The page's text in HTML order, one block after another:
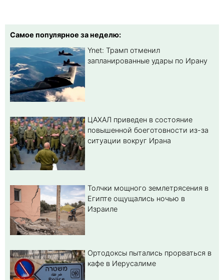
Самое популярное за неделю:
Ynet: Трамп отменил
запланированные удары по Ирану
ЦАХАЛ приведен в состояние
повышенной боеготовности из-за
ситуации вокруг Ирана
Толчки мощного землетрясения в
Египте ощущались ночью в
Израиле
Ортодоксы пытались прорваться в
кафе в Иерусалиме